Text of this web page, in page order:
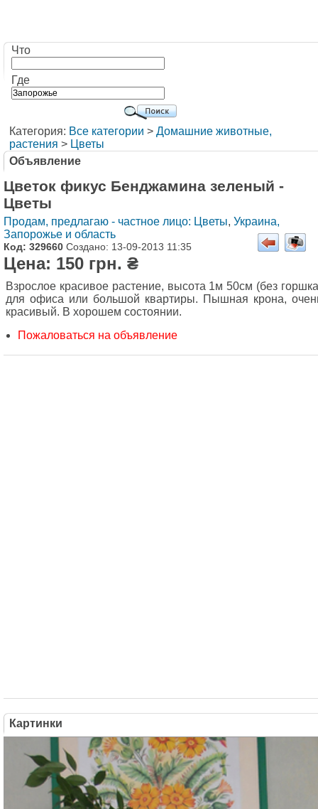
Что
Где
Категория: Все категории > Домашние животные,
растения > Цветы
Объявление
Цветок фикус Бенджамина зеленый -
Цветы
Продам, предлагаю - частное лицо: Цветы, Украина,
Запорожье и область
Код: 329660 Создано: 13-09-2013 11:35
Цена: 150 грн. ₴
Взрослое красивое растение, высота 1м 50см (без
для офиса или большой квартиры. Пышная крона,
красивый. В хорошем состоянии.
Пожаловаться на объявление
Картинки